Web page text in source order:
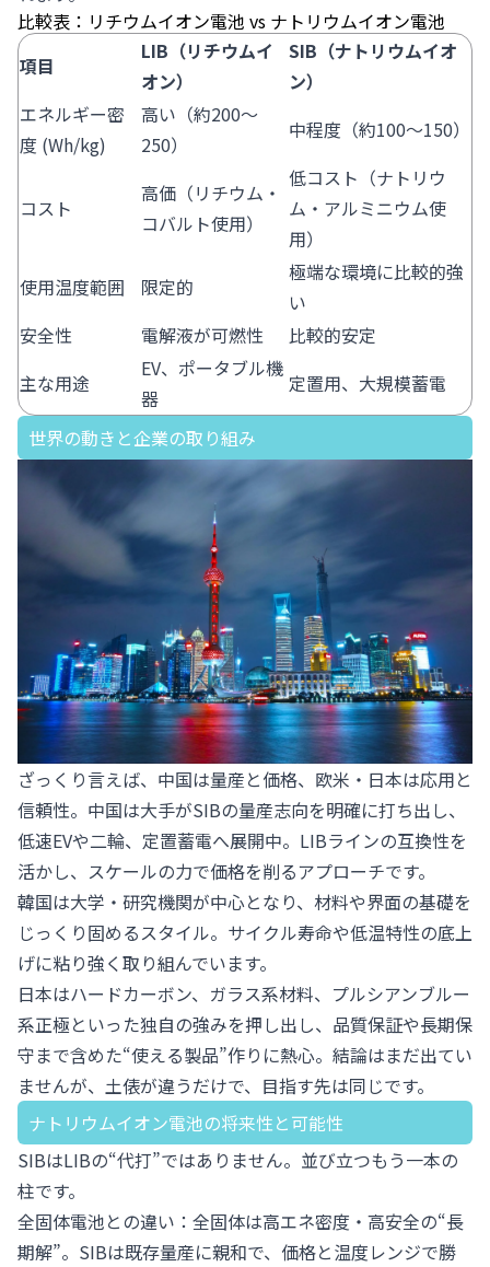
比較表：リチウムイオン電池 vs ナトリウムイオン電池
項目
LIB（リチウムイ
オン）
SIB（ナトリウムイオ
ン）
エネルギー密
度 (Wh/kg)
高い（約200〜
250）
中程度（約100〜150）
コスト
高価（リチウム・
コバルト使用）
低コスト（ナトリウ
ム・アルミニウム使
用）
使用温度範囲
限定的
極端な環境に比較的強
い
安全性
電解液が可燃性
比較的安定
主な用途
EV、ポータブル機
器
定置用、大規模蓄電
世界の動きと企業の取り組み
ざっくり言えば、中国は量産と価格、欧米・日本は応用と
信頼性。中国は大手がSIBの量産志向を明確に打ち出し、
低速EVや二輪、定置蓄電へ展開中。LIBラインの互換性を
活かし、スケールの力で価格を削るアプローチです。
韓国は大学・研究機関が中心となり、材料や界面の基礎を
じっくり固めるスタイル。サイクル寿命や低温特性の底上
げに粘り強く取り組んでいます。
日本はハードカーボン、ガラス系材料、プルシアンブルー
系正極といった独自の強みを押し出し、品質保証や長期保
守まで含めた“使える製品”作りに熱心。結論はまだ出てい
ませんが、土俵が違うだけで、目指す先は同じです。
ナトリウムイオン電池の将来性と可能性
SIBはLIBの“代打”ではありません。並び立つもう一本の
柱です。
全固体電池との違い：全固体は高エネ密度・高安全の“長
期解”。SIBは既存量産に親和で、価格と温度レンジで勝